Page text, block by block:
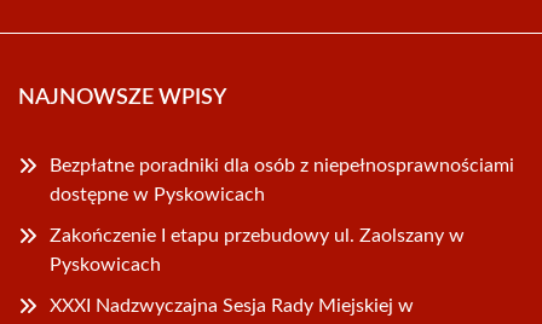
NAJNOWSZE WPISY
Bezpłatne poradniki dla osób z niepełnosprawnościami
dostępne w Pyskowicach
Zakończenie I etapu przebudowy ul. Zaolszany w
Pyskowicach
XXXI Nadzwyczajna Sesja Rady Miejskiej w